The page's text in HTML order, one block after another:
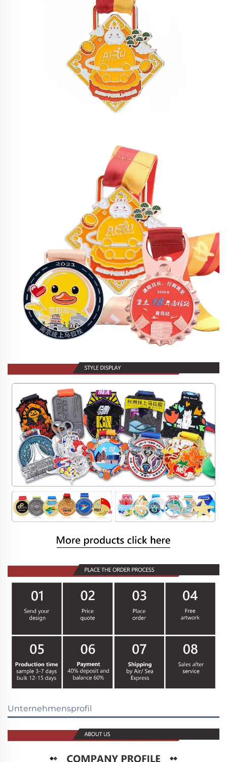
Unternehmensprofil